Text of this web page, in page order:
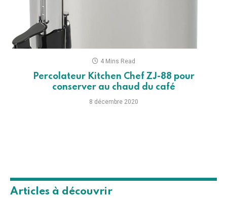
4 Mins Read
Percolateur Kitchen Chef ZJ-88 pour
conserver au chaud du café
8 décembre 2020
Articles à découvrir